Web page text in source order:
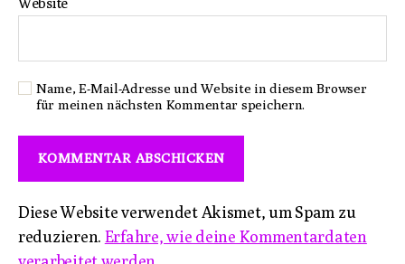
Name, E-Mail-Adresse und Website in diesem Browser
für meinen nächsten Kommentar speichern.
Diese Website verwendet Akismet, um Spam zu
reduzieren. Erfahre, wie deine Kommentardaten